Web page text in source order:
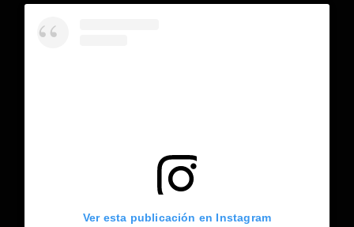
Ver esta publicación en Instagram